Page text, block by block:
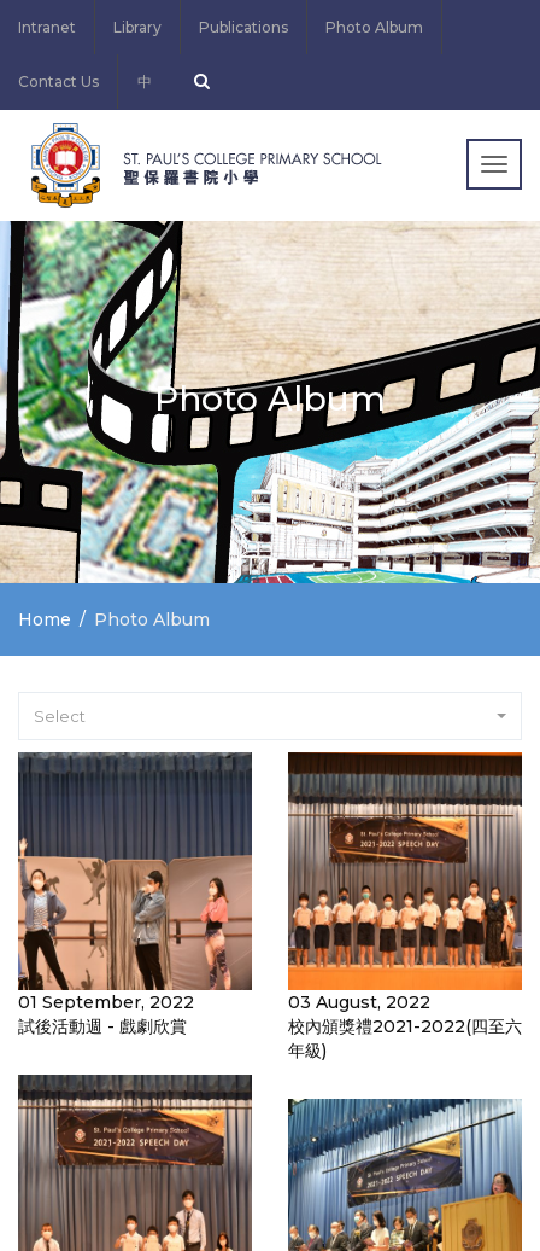
Intranet Library Publications Photo Album
Contact Us 中
Photo Album
Home Photo Album
Select
01 September, 2022
試後活動週 - 戲劇欣賞
03 August, 2022
校內頒獎禮2021-2022(四至六
年級)